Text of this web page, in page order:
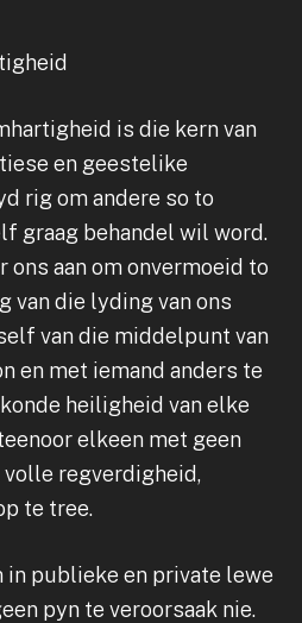
is die kern van
en geestelike
rig om andere so to
graag behandel wil word.
ons aan om onvermoeid to
van die lyding van ons
van die middelpunt van
en met iemand anders te
heiligheid van elke
elkeen met geen
regverdigheid,
te tree.
in publieke en private lewe
pyn te veroorsaak nie.